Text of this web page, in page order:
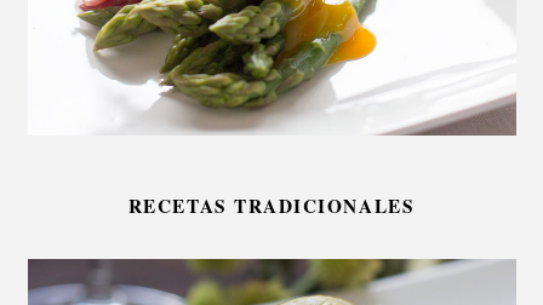
RECETAS TRADICIONALES